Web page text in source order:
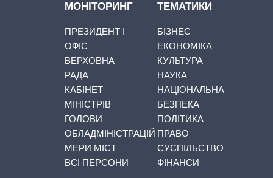
МОНІТОРИНГ
ПРЕЗИДЕНТ І
ОФІС
ВЕРХОВНА
РАДА
КАБІНЕТ
МІНІСТРІВ
ГОЛОВИ
ОБЛАДМІНІСТРАЦІЙ
МЕРИ МІСТ
ВСІ ПЕРСОНИ
ТЕМАТИКИ
БІЗНЕС
ЕКОНОМІКА
КУЛЬТУРА
НАУКА
НАЦІОНАЛЬНА
БЕЗПЕКА
ПОЛІТИКА
ПРАВО
СУСПІЛЬСТВО
ФІНАНСИ